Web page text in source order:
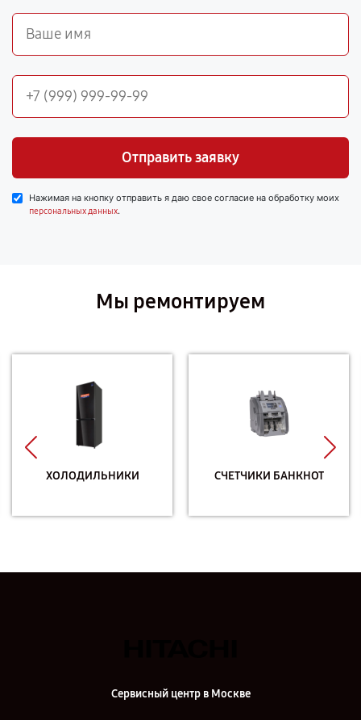
Отправить заявку
Нажимая на кнопку отправить я даю свое согласие на обработку моих
персональных данных.
Мы ремонтируем
ХОЛОДИЛЬНИКИ СЧЕТЧИКИ БАНКНОТ
Сервисный центр в Москве